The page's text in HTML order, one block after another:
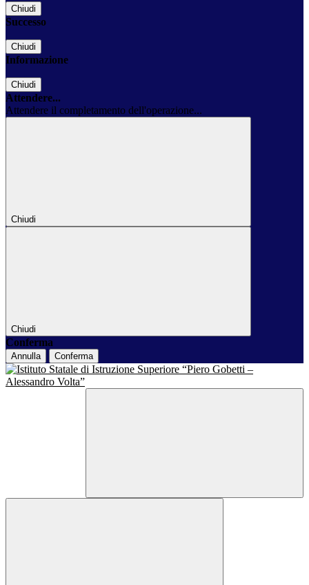
Chiudi
Successo
Chiudi
Informazione
Chiudi
Attendere...
Attendere il completamento dell'operazione...
Chiudi
Chiudi
Conferma
Annulla Conferma